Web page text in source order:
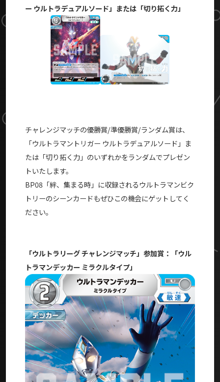
ー ウルトラデュアルソード」または「切り拓く力」
チャレンジマッチの優勝賞/準優勝賞/ランダム賞は、
「ウルトラマントリガー ウルトラデュアルソード」ま
たは「切り拓く力」のいずれかをランダムでプレゼン
トいたします。
BP08「絆、集まる時」に収録されるウルトラマンビク
トリーのシーンカードもぜひこの機会にゲットしてく
ださい。
「ウルトラリーグ チャレンジマッチ」参加賞：「ウル
トラマンデッカー ミラクルタイプ」